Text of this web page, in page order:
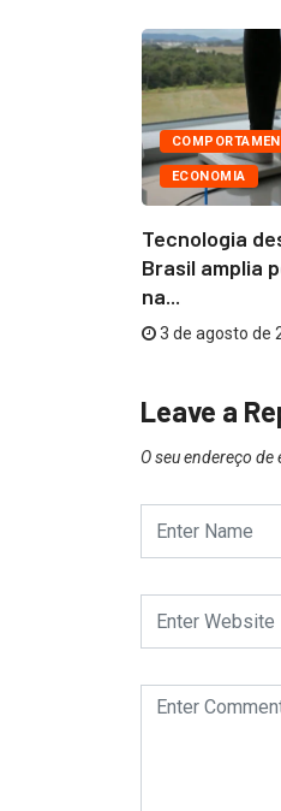
ECONOMIA
Tecnologia
Brasil amplia
na...
3 de agosto de
Leave a
O seu endereço de